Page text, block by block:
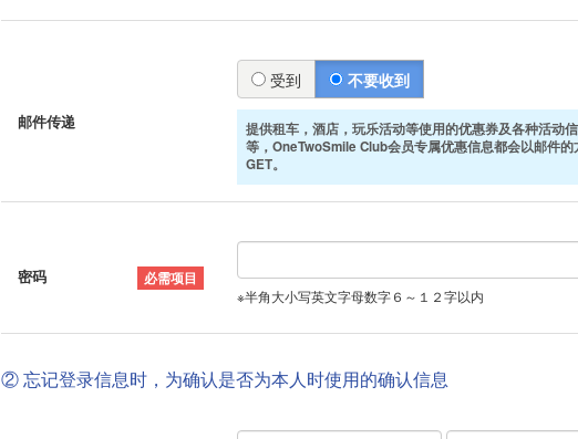
邮件传递
受到 不要收到
提供租车，酒店，玩乐活动等使用的优惠券及各种活动
等，OneTwoSmile Club会员专属优惠信息都会以邮件
GET。
密码
※半角大小写英文字母数字６～１２字以内
② 忘记登录信息时，为确认是否为本人时使用的确认信息